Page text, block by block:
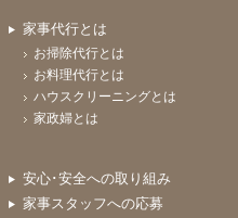
家事代行とは
お掃除代行とは
お料理代行とは
ハウスクリーニングとは
家政婦とは
安心･安全への取り組み
家事スタッフへの応募